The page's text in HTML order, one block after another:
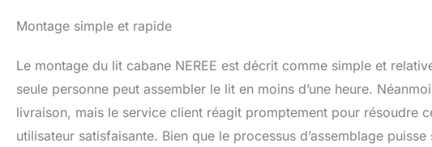
Montage simple et rapide
Le montage du lit cabane NEREE est décrit comme simple et
seule personne peut assembler le lit en moins d’une heure.
livraison, mais le service client réagit promptement pour résoudre
utilisateur satisfaisante. Bien que le processus d’assemblage